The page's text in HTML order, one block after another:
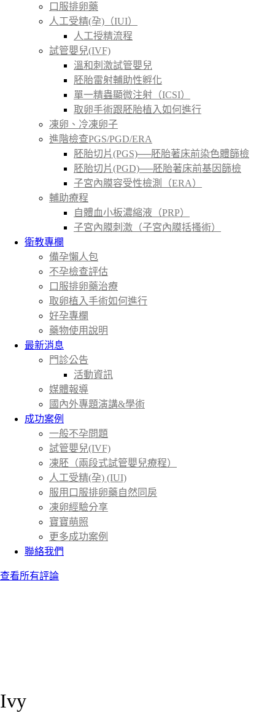
口服排卵藥
人工受精(孕)（IUI）
人工授精流程
試管嬰兒(IVF)
溫和刺激試管嬰兒
胚胎雷射輔助性孵化
單一精蟲顯微注射（ICSI）
取卵手術跟胚胎植入如何進行
凍卵、冷凍卵子
進階檢查PGS/PGD/ERA
胚胎切片(PGS)──胚胎著床前染色體篩檢
胚胎切片(PGD)──胚胎著床前基因篩檢
子宮內膜容受性檢測（ERA）
輔助療程
自體血小板濃縮液（PRP）
子宮內膜刺激（子宮內膜括搔術）
衛教專欄
備孕懶人包
不孕檢查評估
口服排卵藥治療
取卵植入手術如何進行
好孕專欄
藥物使用說明
最新消息
門診公告
活動資訊
媒體報導
國內外專題演講&學術
成功案例
一般不孕問題
試管嬰兒(IVF)
凍胚（兩段式試管嬰兒療程）
人工受精(孕) (IUI)
服用口服排卵藥自然同房
凍卵經驗分享
寶寶萌照
更多成功案例
聯絡我們
查看所有評論
Ivy